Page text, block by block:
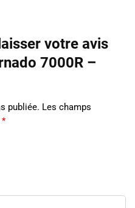
votre avis
7000R –
publiée. Les champs
*